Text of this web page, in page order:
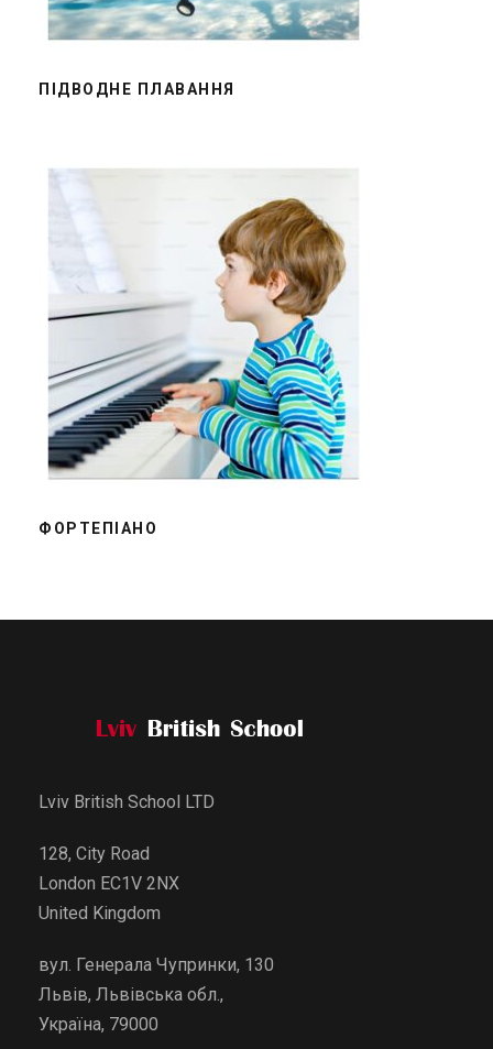
ПІДВОДНЕ ПЛАВАННЯ
ФОРТЕПІАНО
ФОРТЕПІАНО
Lviv British School LTD
128, City Road
London EC1V 2NX
United Kingdom
вул. Генерала Чупринки, 130
Львів, Львівська обл.,
Україна, 79000